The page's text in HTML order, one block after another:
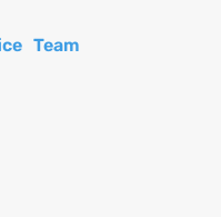
online bewerben
Team